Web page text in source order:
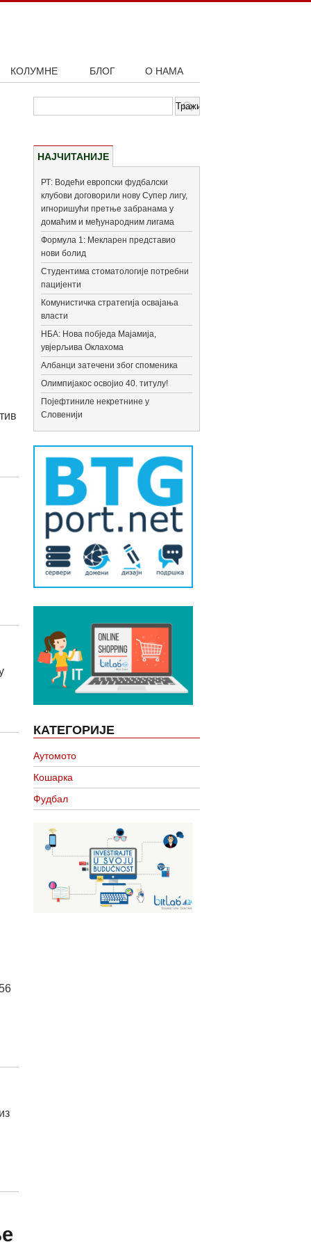
КОЛУМНЕ БЛОГ О НАМА
НАЈЧИТАНИЈЕ
РТ: Водећи европски фудбалски
клубови договорили нову Супер лигу,
игноришући претње забранама у
домаћим и међународним лигама
Формула 1: Мекларен представио
нови болид
Студентима стоматологије потребни
пацијенти
Комунистичка стратегија освајања
власти
НБА: Нова побједа Мајамија,
увјерљива Оклахома
Албанци затечени због споменика
Олимпијакос освојио 40. титулу!
Појефтиниле некретнине у
Словенији
КАТЕГОРИЈЕ
Аутомото
Кошарка
Фудбал